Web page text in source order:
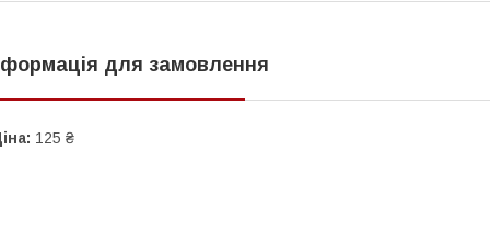
для замовлення
125 ₴